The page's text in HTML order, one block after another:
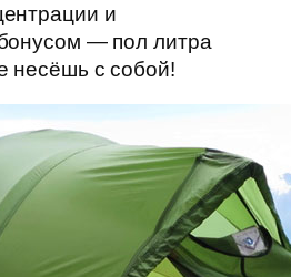
и
— пол литра
несёшь с собой!